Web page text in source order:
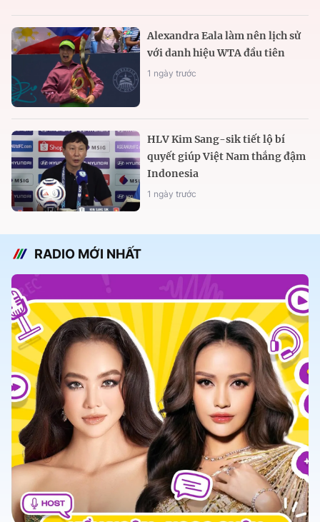
Alexandra Eala làm nên lịch sử
với danh hiệu WTA đầu tiên
1 ngày trước
HLV Kim Sang-sik tiết lộ bí
quyết giúp Việt Nam thắng đậm
Indonesia
1 ngày trước
RADIO MỚI NHẤT